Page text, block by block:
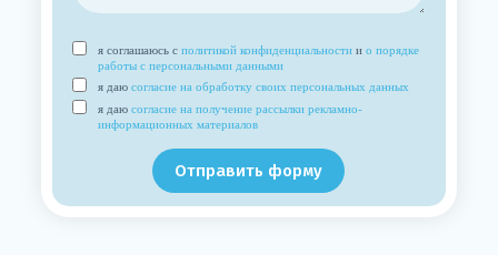
я соглашаюсь с политикой конфиденциальностии о порядке
работы с персональными данными
я даю согласие на обработку своих персональных данных
я даю согласие на получение рассылки рекламно-
информационных материалов
Отправить форму